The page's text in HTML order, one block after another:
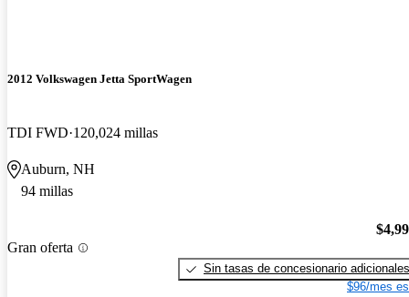
2012 Volkswagen Jetta SportWagen
TDI FWD 120,024 millas
Auburn, NH
94 millas
Gran oferta
Sin tasas de concesionario adicionales
$96/mes